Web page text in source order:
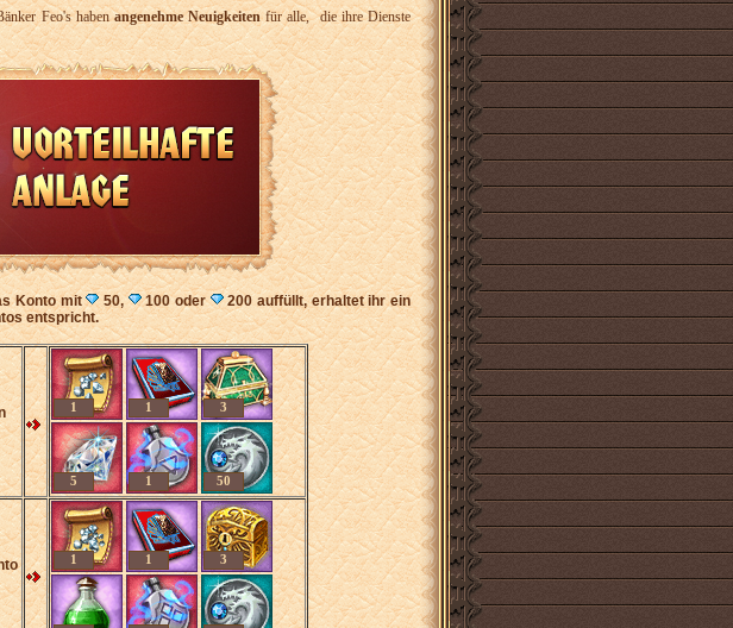
Feo's habenangenehme Neuigkeitenfür alle, die ihre Dienste
Konto mit 50, 100 oder
200 auffüllt, erhaltet ihr ein
entspricht.
1 1 3
5 1 50
1 1 3